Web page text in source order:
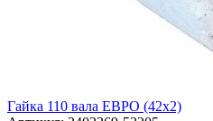
Гайка 110 вала ЕВРО (42х2)